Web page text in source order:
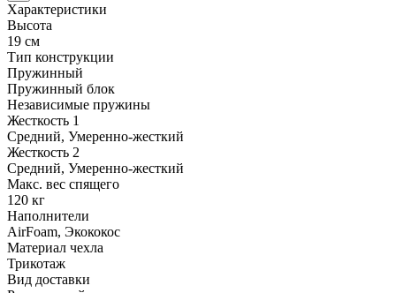
Характеристики
Высота
19 см
Тип конструкции
Пружинный
Пружинный блок
Независимые пружины
Жесткость 1
Средний, Умеренно-жесткий
Жесткость 2
Средний, Умеренно-жесткий
Макс. вес спящего
120 кг
Наполнители
AirFoam, Экококос
Материал чехла
Трикотаж
Вид доставки